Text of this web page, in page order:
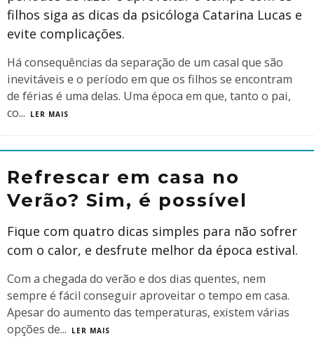
filhos siga as dicas da psicóloga Catarina Lucas e
evite complicações.
Há consequências da separação de um casal que são
inevitáveis e o período em que os filhos se encontram
de férias é uma delas. Uma época em que, tanto o pai,
co... LER MAIS
Refrescar em casa no
Verão? Sim, é possível
Fique com quatro dicas simples para não sofrer
com o calor, e desfrute melhor da época estival.
Com a chegada do verão e dos dias quentes, nem
sempre é fácil conseguir aproveitar o tempo em casa.
Apesar do aumento das temperaturas, existem várias
opções de... LER MAIS